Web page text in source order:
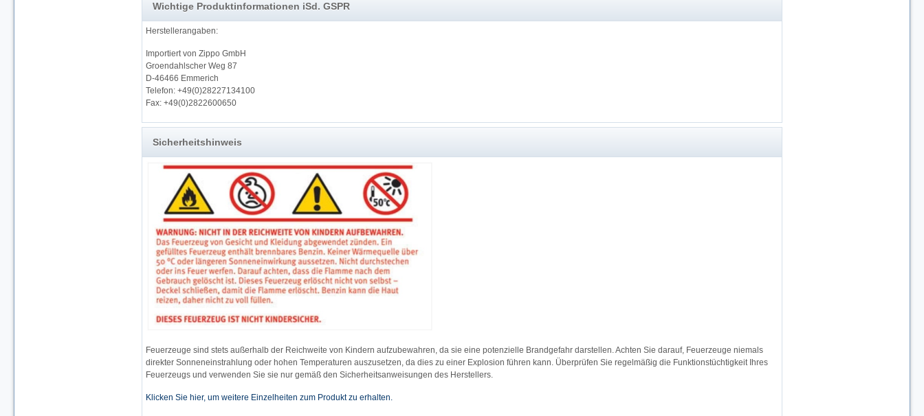
Wichtige Produktinformationen iSd. GSPR
Herstellerangaben:
Importiert von Zippo GmbH
Groendahlscher Weg 87
D-46466 Emmerich
Telefon: +49(0)28227134100
Fax: +49(0)2822600650
Sicherheitshinweis
Feuerzeuge sind stets außerhalb der Reichweite von Kindern aufzubewahren, da sie eine potenzielle Brandgefahr darstellen. Achten Sie darauf, Feuerzeuge niemals
direkter Sonneneinstrahlung oder hohen Temperaturen auszusetzen, da dies zu einer Explosion führen kann. Überprüfen Sie regelmäßig die Funktionstüchtigkeit Ihres
Feuerzeugs und verwenden Sie sie nur gemäß den Sicherheitsanweisungen des Herstellers.
Klicken Sie hier, um weitere Einzelheiten zum Produkt zu erhalten.